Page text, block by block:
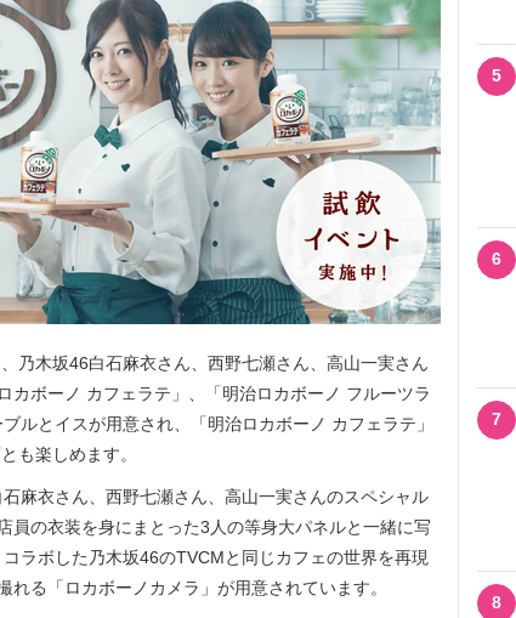
乃木坂46白石麻衣さん、西野七瀬さん、高山一実さん
カボーノ カフェラテ」、「明治ロカボーノ フルーツラ
ルとイスが用意され、「明治ロカボーノ カフェラテ」
も楽しめます。
麻衣さん、西野七瀬さん、高山一実さんのスペシャル
員の衣装を身にまとった3人の等身大パネルと一緒に写
ラボした乃木坂46のTVCMと同じカフェの世界を再現
る「ロカボーノカメラ」が用意されています。
5
6
7
8